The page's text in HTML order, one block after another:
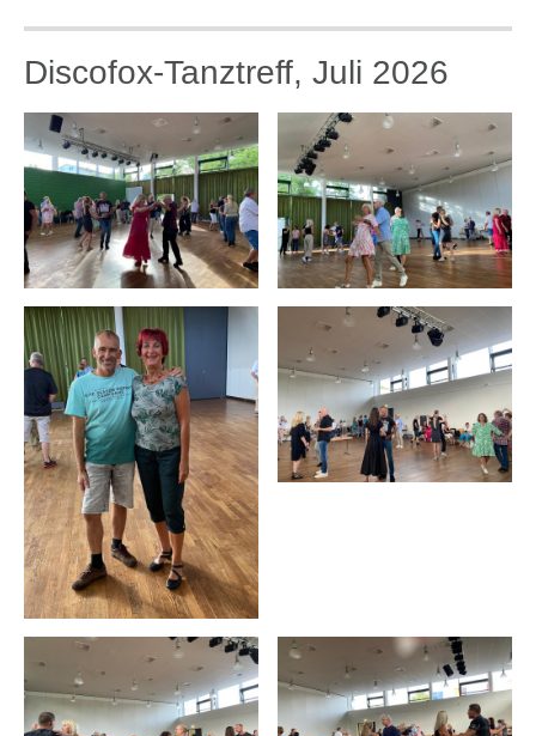
Discofox-Tanztreff, Juli 2026